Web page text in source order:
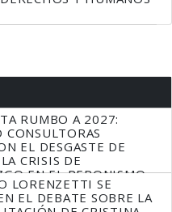
RUMBO A 2027:
CONSULTORAS
EL DESGASTE DE
CRISIS DE
EN EL PERONISMO
LORENZETTI SE
EL DEBATE SOBRE LA